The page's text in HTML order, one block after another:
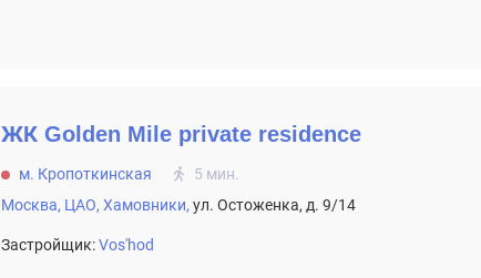
ЖК Golden Mile private residence
м. Кропоткинская
5 мин.
Москва, ЦАО, Хамовники, ул. Остоженка, д. 9/14
Застройщик:Vos'hod